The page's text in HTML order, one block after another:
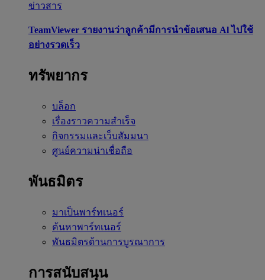
ข่าวสาร
TeamViewer รายงานว่าลูกค้ามีการนำข้อเสนอ Al ไปใช้
อย่างรวดเร็ว
ทรัพยากร
บล็อก
เรื่องราวความสำเร็จ
กิจกรรมและเว็บสัมมนา
ศูนย์ความน่าเชื่อถือ
พันธมิตร
มาเป็นพาร์ทเนอร์
ค้นหาพาร์ทเนอร์
พันธมิตรด้านการบูรณาการ
การสนับสนุน